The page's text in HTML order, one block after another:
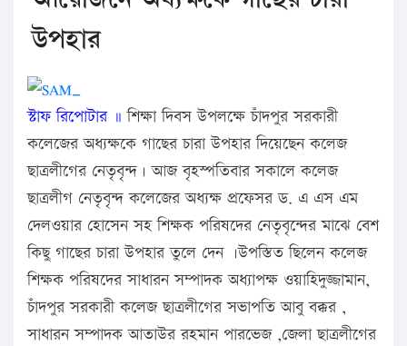
উপহার
স্টাফ রিপোটার ॥ শিক্ষা দিবস উপলক্ষে চাঁদপুর সরকারী
কলেজের অধ্যক্ষকে গাছের চারা উপহার দিয়েছেন কলেজ
ছাত্রলীগের নেতৃবৃন্দ। আজ বৃহস্পতিবার সকালে কলেজ
ছাত্রলীগ নেতৃবৃন্দ কলেজের অধ্যক্ষ প্রফেসর ড. এ এস এম
দেলওয়ার হোসেন সহ শিক্ষক পরিষদের নেতৃবৃন্দের মাঝে বেশ
কিছু গাছের চারা উপহার তুলে দেন ।উপস্তিত ছিলেন কলেজ
শিক্ষক পরিষদের সাধারন সম্পাদক অধ্যাপক্ষ ওয়াহিদুজ্জামান,
চাঁদপুর সরকারী কলেজ ছাত্রলীগের সভাপতি আবু বক্কর ,
সাধারন সম্পাদক আতাউর রহমান পারভেজ ,জেলা ছাত্রলীগের